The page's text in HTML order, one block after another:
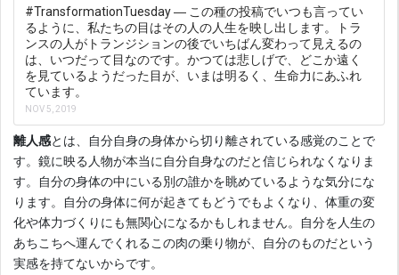
#TransformationTuesday ― この種の投稿でいつも言ってい
るように、私たちの目はその人の人生を映し出します。トラ
ンスの人がトランジションの後でいちばん変わって見えるの
は、いつだって目なのです。かつては悲しげで、どこか遠く
を見ているようだった目が、いまは明るく、生命力にあふれ
ています。
NOV 5, 2019
離人感とは、自分自身の身体から切り離されている感覚のことで
す。鏡に映る人物が本当に自分自身なのだと信じられなくなりま
す。自分の身体の中にいる別の誰かを眺めているような気分にな
ります。自分の身体に何が起きてもどうでもよくなり、体重の変
化や体力づくりにも無関心になるかもしれません。自分を人生の
あちこちへ運んでくれるこの肉の乗り物が、自分のものだという
実感を持てないからです。